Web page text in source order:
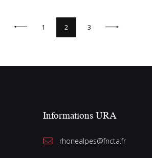
1 2 3
Informations URA
rhonealpes@fncta.fr